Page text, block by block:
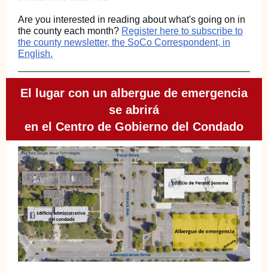
Are you interested in reading about what's going on in
the county each month? Register here to subscribe to
the county newsletter, the SoCo Correspondent, in
English.
El lugar con un albergue de emergencia
se abrirá
en el Centro de Gobierno del Condado